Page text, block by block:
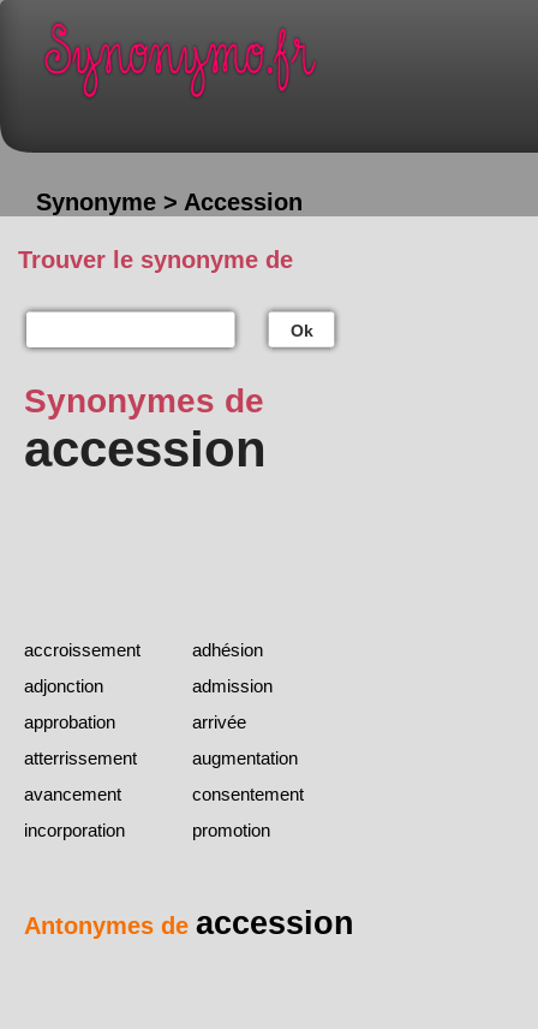
Synonyme > Accession
Trouver le synonyme de
Ok
Synonymes de
accession
accroissement
adhésion
adjonction
admission
approbation
arrivée
atterrissement
augmentation
avancement
consentement
incorporation
promotion
Antonymes de accession